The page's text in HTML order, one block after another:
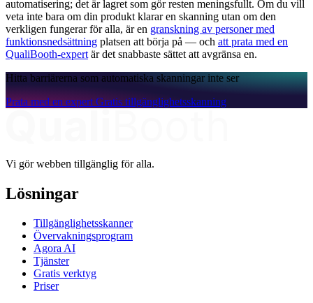
automatisering; det är lagret som gör resten meningsfullt. Om du vill
veta inte bara om din produkt klarar en skanning utan om den
verkligen fungerar för alla, är en granskning av personer med
funktionsnedsättning platsen att börja på — och att prata med en
QualiBooth-expert är det snabbaste sättet att avgränsa en.
Hitta barriärerna som automatiska skanningar inte ser
Prata med en expert Gratis tillgänglighetsskanning
Vi gör webben tillgänglig för alla.
Lösningar
Tillgänglighetsskanner
Övervakningsprogram
Agora AI
Tjänster
Gratis verktyg
Priser